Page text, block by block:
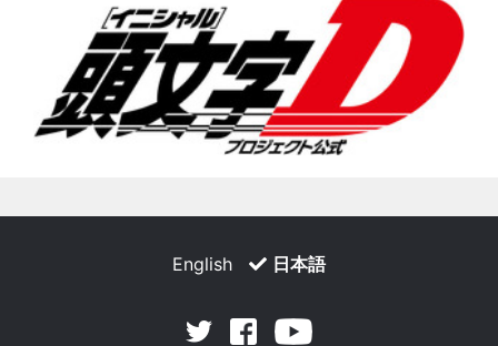
English 日本語
Twitter Facebook